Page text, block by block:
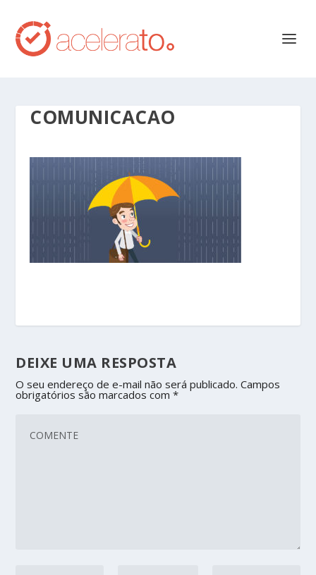
COMUNICACAO
DEIXE UMA RESPOSTA
O seu endereço de e-mail não será publicado. Campos
obrigatórios são marcados com*